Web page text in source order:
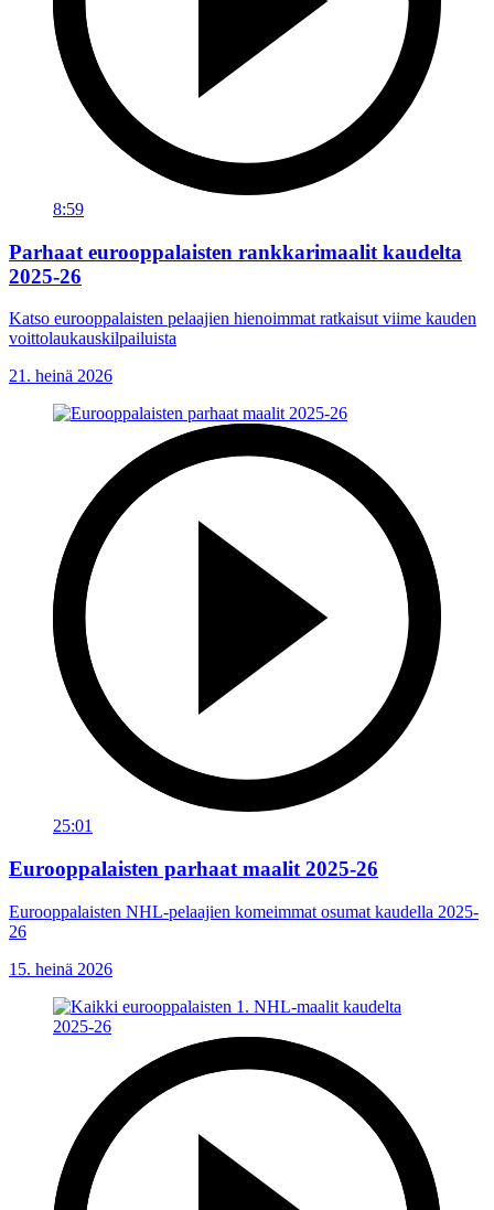
8:59
Parhaat eurooppalaisten rankkarimaalit kaudelta
2025-26
Katso eurooppalaisten pelaajien hienoimmat ratkaisut viime kauden
voittolaukauskilpailuista
21. heinä 2026
25:01
Eurooppalaisten parhaat maalit 2025-26
Eurooppalaisten NHL-pelaajien komeimmat osumat kaudella 2025-
26
15. heinä 2026